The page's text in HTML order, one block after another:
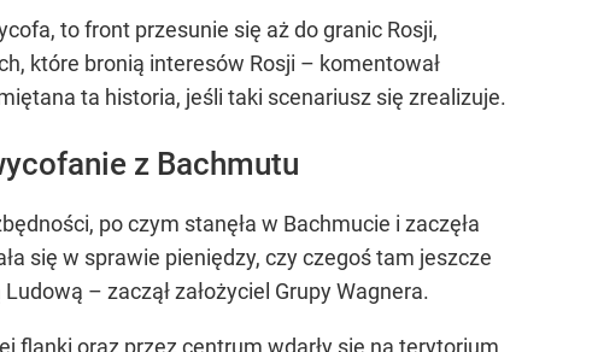
to front przesunie się aż do granic Rosji,
które bronią interesów Rosji – komentował
ta historia, jeśli taki scenariusz się zrealizuje.
z Bachmutu
po czym stanęła w Bachmucie i zaczęła
się w sprawie pieniędzy, czy czegoś tam jeszcze
– zaczął założyciel Grupy Wagnera.
flanki oraz przez centrum wdarły się na terytorium